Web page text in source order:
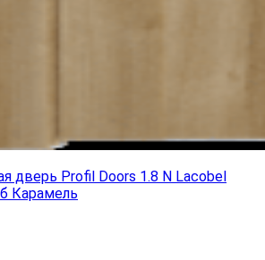
дверь Profil Doors 1.8 N Lacobel
Карамель